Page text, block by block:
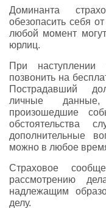
Доминанта
обезопасить себя
любой момент
юрлиц.
При наступлении
позвонить на
Пострадавший
личные
произошедшие
обстоятельства
дополнительные
можно в любое
Страховое
рассмотрению
надлежащим
делу.